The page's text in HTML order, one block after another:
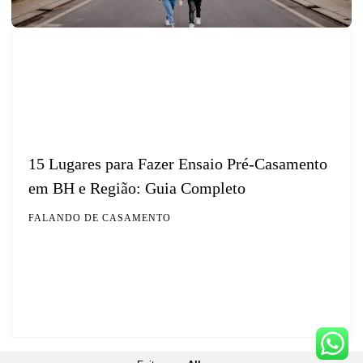
15 Lugares para Fazer Ensaio Pré-Casamento
em BH e Região: Guia Completo
FALANDO DE CASAMENTO